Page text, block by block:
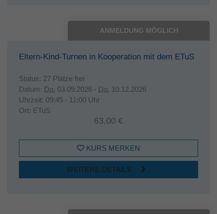
ANMELDUNG MÖGLICH
Eltern-Kind-Turnen in Kooperation mit dem ETuS
Status: 27 Plätze frei
Datum: Do. 03.09.2026 - Do. 10.12.2026
Uhrzeit: 09:45 - 11:00 Uhr
Ort: ETuS
63,00 €
KURS MERKEN
WEITERE DETAILS